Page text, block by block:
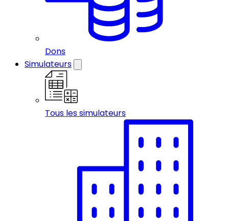
Dons
Simulateurs
Tous les simulateurs